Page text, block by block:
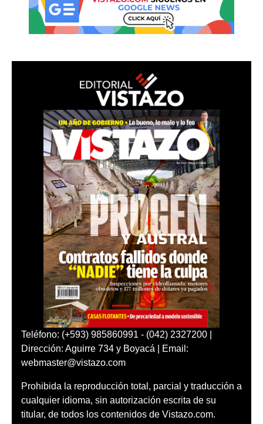
Teléfono: (+593) 985860991 - (042) 2327200 |
Dirección: Aguirre 734 y Boyacá | Email:
webmaster@vistazo.com
Prohibida la reproducción total, parcial y traducción a
cualquier idioma, sin autorización escrita de su
titular, de todos los contenidos de Vistazo.com.